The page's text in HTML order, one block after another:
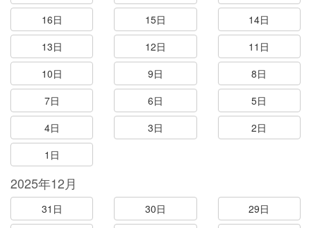
16日
15日
14日
13日
12日
11日
10日
9日
8日
7日
6日
5日
4日
3日
2日
1日
2025年12月
31日 30日
29日